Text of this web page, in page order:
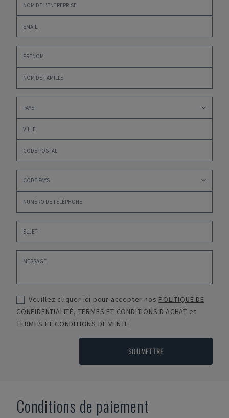
Veuillez cliquer ici pour accepter nos POLITIQUE DE
CONFIDENTIALITÉ, TERMES ET CONDITIONS D'ACHAT et
TERMES ET CONDITIONS DE VENTE
SOUMETTRE
Conditions de paiement